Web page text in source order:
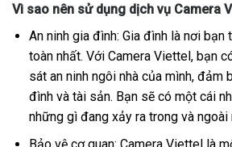
Vì sao nên sử dụng dịch vụ Camera
An ninh gia đình: Gia đình là nơi bạn
toàn nhất. Với Camera Viettel, bạn
sát an ninh ngôi nhà của mình, đảm
đình và tài sản. Bạn sẽ có một cái
những gì đang xảy ra trong và ngoài